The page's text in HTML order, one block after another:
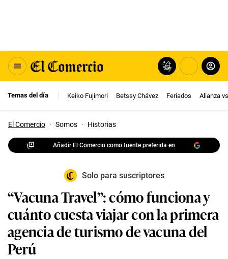
Temas del día Keiko Fujimori Betssy Chávez Feriados Alianza
El Comercio · Somos · Historias
Añadir El Comercio como fuente preferida en
Solo para suscriptores
“Vacuna Travel”: cómo funciona y
cuánto cuesta viajar con la primera
agencia de turismo de vacuna del
Perú